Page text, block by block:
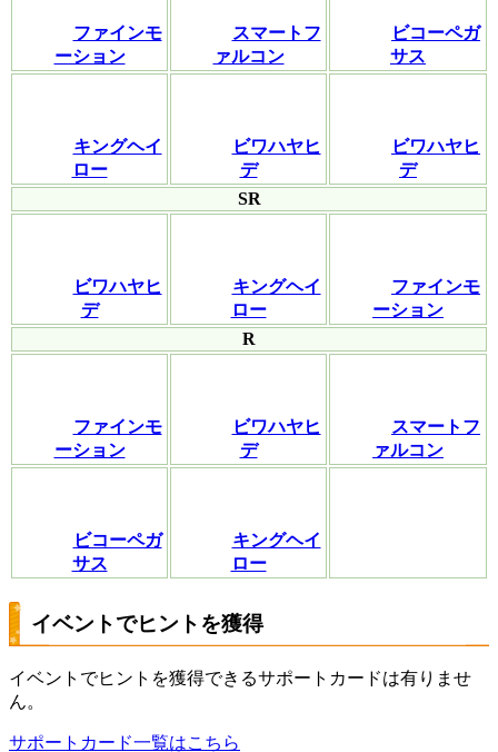
ファインモ
ーション
スマートフ
ァルコン
ビコーペガ
サス
キングヘイ
ロー
ビワハヤヒ
デ
ビワハヤヒ
デ
SR
ビワハヤヒ
デ
キングヘイ
ロー
ファインモ
ーション
R
ファインモ
ーション
ビワハヤヒ
デ
スマートフ
ァルコン
ビコーペガ
サス
キングヘイ
ロー
イベントでヒントを獲得
イベントでヒントを獲得できるサポートカードは有りませ
ん。
サポートカード一覧はこちら